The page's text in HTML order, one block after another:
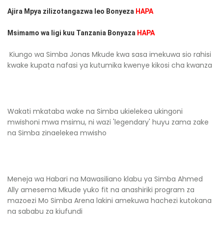
Ajira Mpya zilizotangazwa leo Bonyeza HAPA
Msimamo wa ligi kuu Tanzania Bonyaza HAPA
Kiungo wa Simba Jonas Mkude kwa sasa imekuwa sio rahisi
kwake kupata nafasi ya kutumika kwenye kikosi cha kwanza
Wakati mkataba wake na Simba ukielekea ukingoni
mwishoni mwa msimu, ni wazi 'legendary' huyu zama zake
na Simba zinaelekea mwisho
Meneja wa Habari na Mawasiliano klabu ya Simba Ahmed
Ally amesema Mkude yuko fit na anashiriki program za
mazoezi Mo Simba Arena lakini amekuwa hachezi kutokana
na sababu za kiufundi